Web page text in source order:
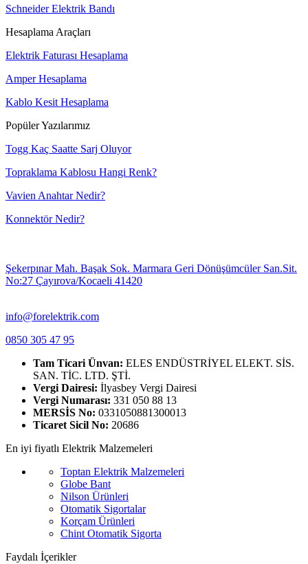
Schneider Elektrik Bandı
Hesaplama Araçları
Elektrik Faturası Hesaplama
Amper Hesaplama
Kablo Kesit Hesaplama
Popüler Yazılarımız
Togg Kaç Saatte Sarj Oluyor
Topraklama Kablosu Hangi Renk?
Vavien Anahtar Nedir?
Konnektör Nedir?
Şekerpınar Mah. Başak Sok. Marmara Geri Dönüşümcüler San.Sit.
No:27 Çayırova/Kocaeli 41420
info@forelektrik.com
0850 305 47 95
Tam Ticari Ünvan: ELES ENDÜSTRİYEL ELEKT. SİS.
SAN. TİC. LTD. ŞTİ.
Vergi Dairesi: İlyasbey Vergi Dairesi
Vergi Numarası: 331 050 88 13
MERSİS No: 0331050881300013
Ticaret Sicil No: 20686
En iyi fiyatlı Elektrik Malzemeleri
Toptan Elektrik Malzemeleri
Globe Bant
Nilson Ürünleri
Otomatik Sigortalar
Korçam Ürünleri
Chint Otomatik Sigorta
Faydalı İçerikler